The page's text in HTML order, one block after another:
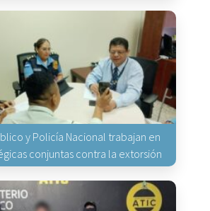
y Policía Nacional trabajan en
conjuntas contra la extorsión